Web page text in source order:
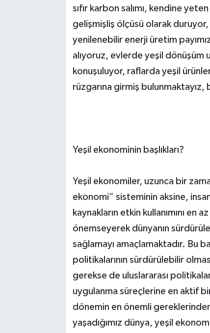
sıfır karbon salımı, kendine
gelişmişliş ölçüsü olarak
yenilenebilir enerji üretim
alıyoruz, evlerde yeşil dönüşüm
konuşuluyor, raflarda yeşil
rüzgarına girmiş
Yeşil ekonominin başlıkları?
Yeşil ekonomiler, uzunca bir
ekonomi” sisteminin aksine,
kaynakların etkin kullanımını en
önemseyerek dünyanın
sağlamayı amaçlamaktadır. Bu
politikalarının sürdürülebilir
gerekse de uluslararası
uygulanma süreçlerine en aktif
dönemin en önemli
yaşadığımız dünya, yeşil